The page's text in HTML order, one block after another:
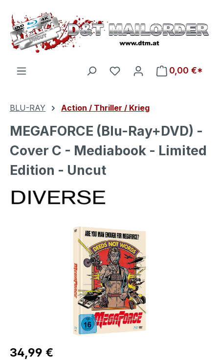
Zum Hauptinhalt springen
Du hast 0 Produkte auf
0,00 €*
BLU-RAY Action / Thriller / Krieg
MEGAFORCE (Blu-Ray+DVD) -
Cover C - Mediabook - Limited
Edition - Uncut
Bildergalerie überspringen
Regulärer Preis:
34,99 €